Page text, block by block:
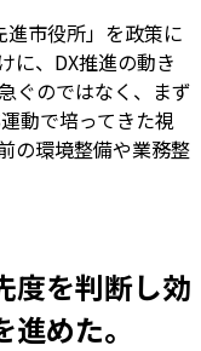
市役所」を政策に
に、DX推進の動き
ぐのではなく、まず
動で培ってきた視
の環境整備や業務整
度を判断し効
めた。